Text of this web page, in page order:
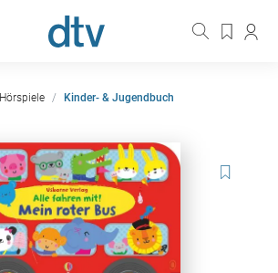
Kinder- & Jugendbuch